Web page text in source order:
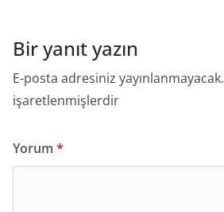
Bir yanıt yazın
E-posta adresiniz yayınlanmayacak.
işaretlenmişlerdir
Yorum *